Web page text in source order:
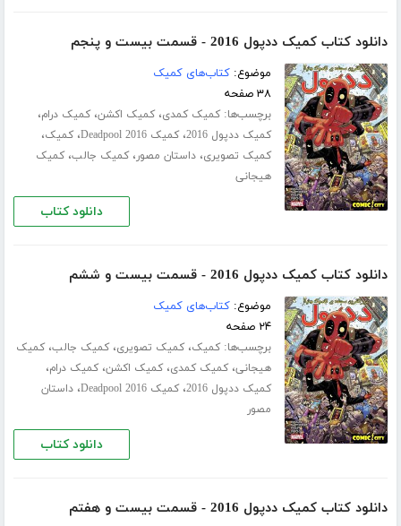
دانلود کتاب کمیک ددپول 2016 - قسمت بیست و پنجم
موضوع:کتاب‌های کمیک
۳۸ صفحه
برچسب‌ها:کمیک کمدی،کمیک اکشن،کمیک درام،
کمیک ددپول 2016 ،کمیک Deadpool 2016 ،کمیک،
کمیک تصویری،داستان مصور،کمیک جالب،کمیک
هیجانی
دانلود کتاب
دانلود کتاب کمیک ددپول 2016 - قسمت بیست و ششم
موضوع:کتاب‌های کمیک
۲۴ صفحه
برچسب‌ها:کمیک،کمیک تصویری،کمیک جالب،کمیک
هیجانی،کمیک کمدی،کمیک اکشن،کمیک درام،
کمیک ددپول 2016 ،کمیک Deadpool 2016 ،داستان
مصور
دانلود کتاب
دانلود کتاب کمیک ددپول 2016 - قسمت بیست و هفتم